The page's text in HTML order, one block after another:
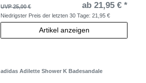
UVP 25,00 € ab 21,95 € *
Niedrigster Preis der letzten 30 Tage:21,95 €
Artikel anzeigen
adidas Adilette Shower K Badesandale